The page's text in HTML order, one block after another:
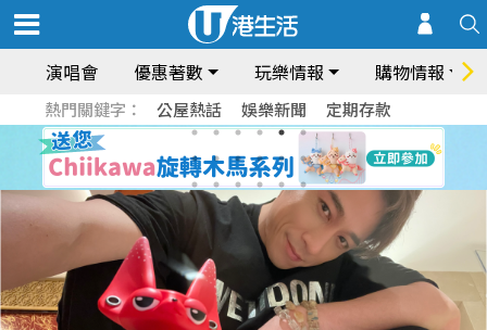
演唱會 優惠著數 玩樂情報 購物情報
熱門關鍵字： 公屋熱話 娛樂新聞 定期存款